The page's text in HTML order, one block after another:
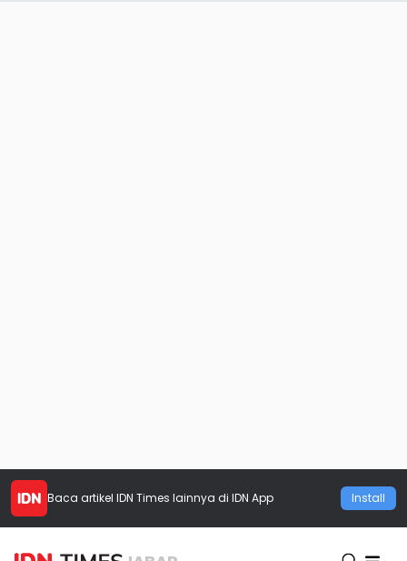
Baca artikel IDN Times lainnya di IDN App Install